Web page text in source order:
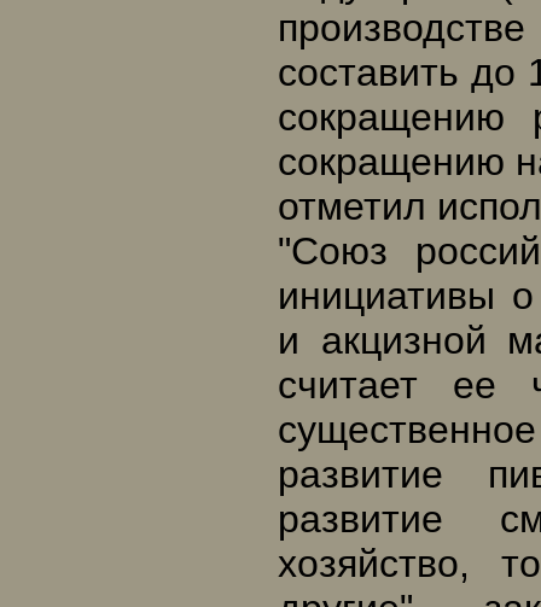
составить
сокращению
сокращению
отметил
"Союз
инициативы
и акцизной
считает ее
развитие
развитие
хозяйство,